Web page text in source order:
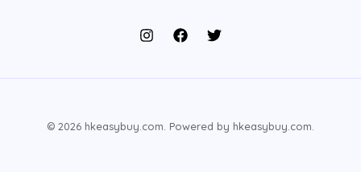
© 2026 hkeasybuy.com. Powered by hkeasybuy.com.